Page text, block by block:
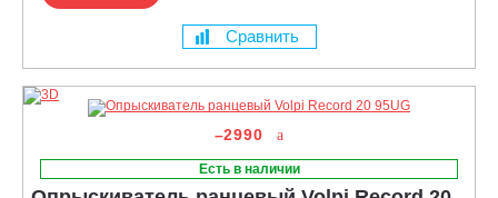
Сравнить
–2990
Есть в наличии